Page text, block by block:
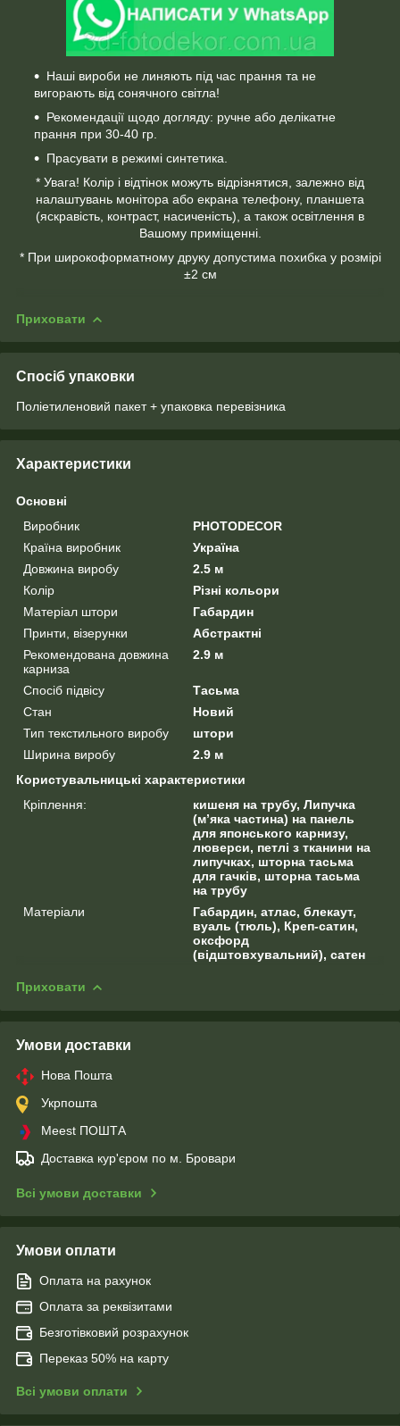
Наші вироби не линяють під час прання та не
вигорають від сонячного світла!
Рекомендації щодо догляду: ручне або делікатне
прання при 30-40 гр.
Прасувати в режимі синтетика.
* Увага! Колір і відтінок можуть відрізнятися, залежно від
налаштувань монітора або екрана телефону, планшета
(яскравість, контраст, насиченість), а також освітлення в
Вашому приміщенні.
* При широкоформатному друку допустима похибка у розмірі
±2 см
Приховати
Спосіб упаковки
Поліетиленовий пакет + упаковка перевізника
Характеристики
Основні
Виробник
PHOTODECOR
Країна виробник
Україна
Довжина виробу
2.5 м
Колір
Різні кольори
Матеріал штори
Габардин
Принти, візерунки
Абстрактні
Рекомендована довжина
карниза
2.9 м
Спосіб підвісу
Тасьма
Стан
Новий
Тип текстильного виробу
штори
Ширина виробу
2.9 м
Користувальницькі характеристики
Кріплення:
кишеня на трубу, Липучка
(м’яка частина) на панель
для японського карнизу,
люверси, петлі з тканини на
липучках, шторна тасьма
для гачків, шторна тасьма
на трубу
Матеріали
Габардин, атлас, блекаут,
вуаль (тюль), Креп-сатин,
оксфорд
(відштовхувальний), сатен
Приховати
Умови доставки
Нова Пошта
Укрпошта
Meest ПОШТА
Доставка кур'єром по м. Бровари
Всі умови доставки
Умови оплати
Оплата на рахунок
Оплата за реквізитами
Безготівковий розрахунок
Переказ 50% на карту
Всі умови оплати